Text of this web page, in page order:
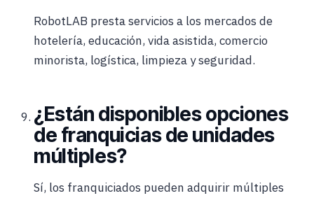
RobotLAB presta servicios a los mercados de
hotelería, educación, vida asistida, comercio
minorista, logística, limpieza y seguridad.
¿Están disponibles opciones
de franquicias de unidades
múltiples?
Sí, los franquiciados pueden adquirir múltiples